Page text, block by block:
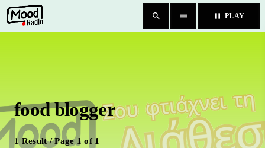
search menu pause PLAY
close
BLOG
TEAM
food blogger
1 Result / Page 1 of 1